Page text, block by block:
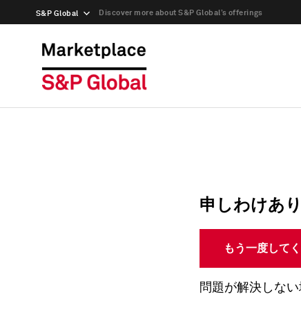
S&P Global Discover more about S&P Global’s offerings
申しわけあ
もう一度して
問題が解決しな